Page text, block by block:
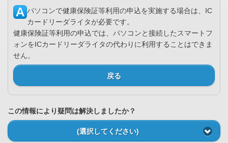
パソコンで健康保険証等利用の申込を実施する場合は、IC
カードリーダライタが必要です。
健康保険証等利用の申込では、パソコンと接続したスマートフ
ォンをICカードリーダライタの代わりに利用することはできま
せん。
戻る
この情報により疑問は解決しましたか？
(選択してください)